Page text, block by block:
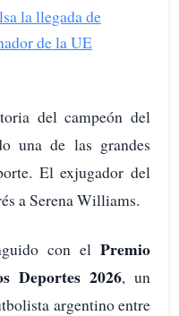
la llegada de
de la UE
del campeón del
una de las grandes
El exjugador del
a Serena Williams.
con el Premio
Deportes 2026, un
argentino entre